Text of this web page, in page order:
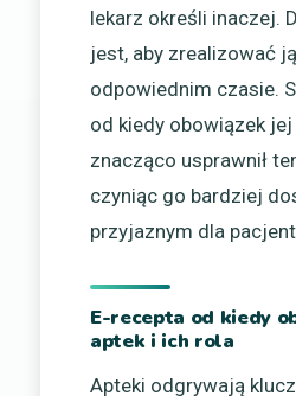
lekarz określi inaczej.
jest, aby zrealizować
odpowiednim czasie.
od kiedy obowiązek
znacząco usprawnił
czyniąc go bardziej
przyjaznym dla
E-recepta od kiedy
aptek i ich rola
Apteki odgrywają